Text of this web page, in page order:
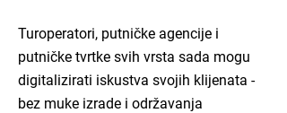
Turoperatori, putničke agencije i
putničke tvrtke svih vrsta sada mogu
digitalizirati iskustva svojih klijenata -
bez muke izrade i održavanja